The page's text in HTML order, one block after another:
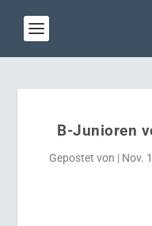
B-Junioren
Gepostet von | Nov.